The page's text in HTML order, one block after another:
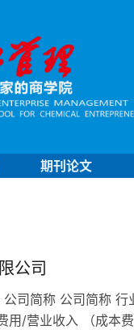
期刊论文
公司
司简称 公司简称
用/营业收入 （成本